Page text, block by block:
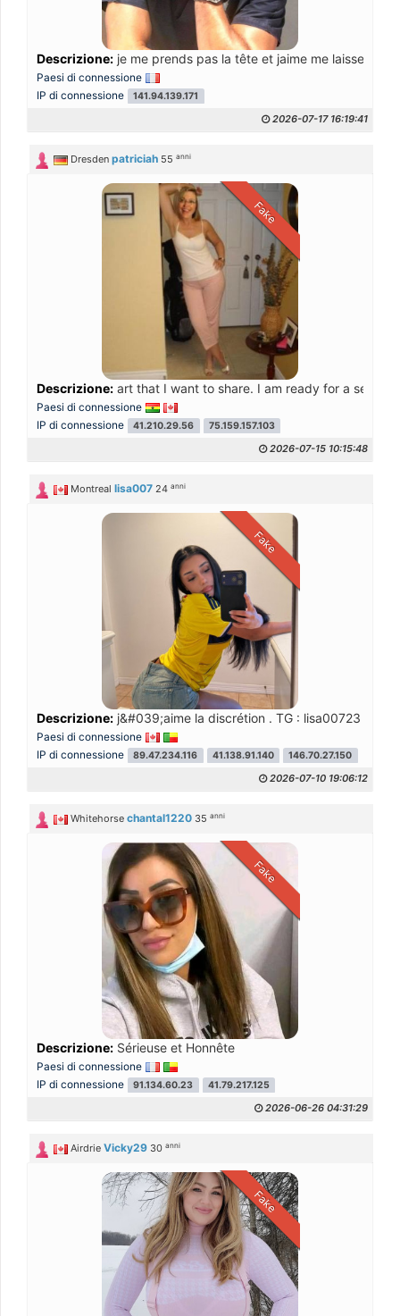
Descrizione: je me prends pas la tête et jaime me laisser
Paesi di connessione
IP di connessione
141.94.139.171
2026-07-17 16:19:41
Dresden patriciah 55anni
Fake
Descrizione: art that I want to share. I am ready for a
Paesi di connessione
IP di connessione
41.210.29.56 75.159.157.103
2026-07-15 10:15:48
Montreal lisa007 24anni
Fake
Descrizione: j&#039;aime la discrétion . TG : lisa00723
Paesi di connessione
IP di connessione
89.47.234.116 41.138.91.140 146.70.27.150
2026-07-10 19:06:12
Whitehorse chantal1220 35anni
Fake
Descrizione: Sérieuse et Honnête
Paesi di connessione
IP di connessione
91.134.60.23 41.79.217.125
2026-06-26 04:31:29
Airdrie Vicky29 30anni
Fake